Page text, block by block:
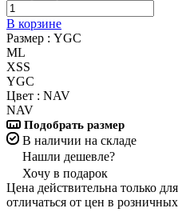
В корзине
Размер : YGC
ML
XSS
YGC
Цвет : NAV
NAV
Подобрать размер
В наличии на складе
Нашли дешевле?
Хочу в подарок
Цена действительна только
отличаться от цен в